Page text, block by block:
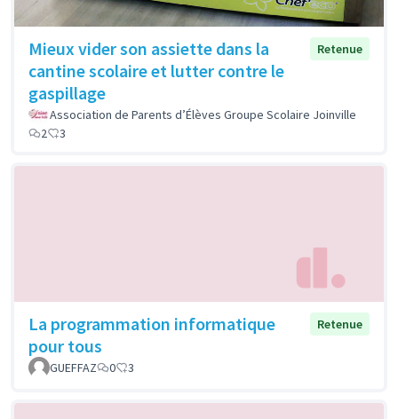
Mieux vider son assiette dans la
cantine scolaire et lutter contre le
gaspillage
Retenue
Association de Parents d’Élèves Groupe Scolaire Joinville
2
3
La programmation informatique
pour tous
Retenue
GUEFFAZ 0 3